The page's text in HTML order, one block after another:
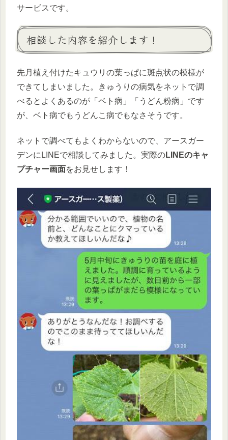
サービスです。
相談した内容を紹介します！
先月植え付けたキュウリの葉っぱに斑点状の模様が
できてしまいました。きゅうりの病気をネットで調
べるとよくあるのが「ベト病」「うどん粉病」です
が、ベト病でもうどんこ病でもなさそうです。
ネットで調べてもよくわからないので、アースガー
デンにLINEで相談してみました。実際のLINEのキャ
プチャー画面をお見せします！